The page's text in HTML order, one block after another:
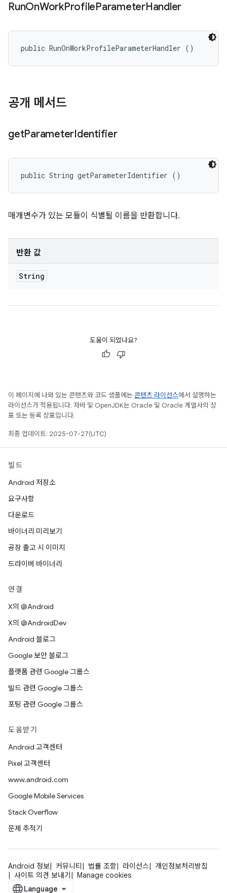
RunOnWorkProfileParameterHandler
public RunOnWorkProfileParameterHandler ()
공개 메서드
getParameterIdentifier
public String getParameterIdentifier ()
매개변수가 있는 모듈이 식별될 이름을 반환합니다.
반환 값
String
도움이 되었나요?
이 페이지에 나와 있는 콘텐츠와 코드 샘플에는 콘텐츠 라이선스에서 설명하는
라이선스가 적용됩니다. 자바 및 OpenJDK는 Oracle 및 Oracle 계열사의 상
표 또는 등록 상표입니다.
최종 업데이트: 2025-07-27(UTC)
빌드
Android 저장소
요구사항
다운로드
바이너리 미리보기
공장 출고 시 이미지
드라이버 바이너리
연결
X의 @Android
X의 @AndroidDev
Android 블로그
Google 보안 블로그
플랫폼 관련 Google 그룹스
빌드 관련 Google 그룹스
포팅 관련 Google 그룹스
도움받기
Android 고객센터
Pixel 고객센터
www.android.com
Google Mobile Services
Stack Overflow
문제 추적기
Android 정보 커뮤니티 법률 조항 라이선스
개인정보처리방침
사이트 의견 보내기
Manage cookies